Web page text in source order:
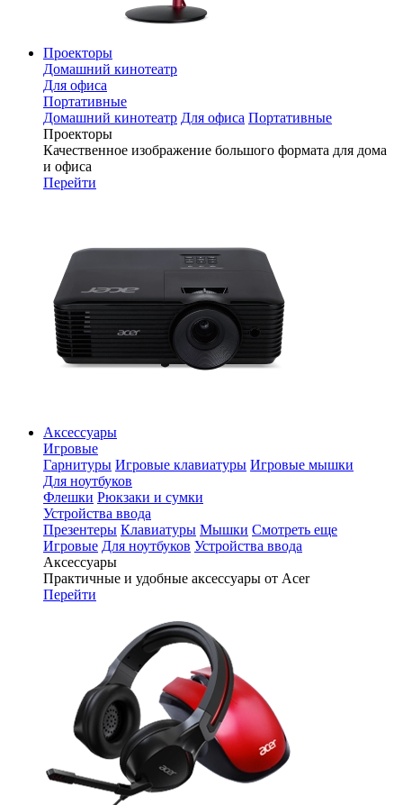
Проекторы
Домашний кинотеатр
Для офиса
Портативные
Домашний кинотеатр Для офиса Портативные
Проекторы
Качественное изображение большого формата для дома
и офиса
Перейти
Аксессуары
Игровые
Гарнитуры Игровые клавиатуры Игровые мышки
Для ноутбуков
Флешки Рюкзаки и сумки
Устройства ввода
Презентеры Клавиатуры Мышки Смотреть еще
Игровые Для ноутбуков Устройства ввода
Аксессуары
Практичные и удобные аксессуары от Acer
Перейти